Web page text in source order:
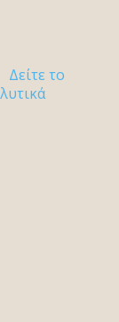
Δείτε το